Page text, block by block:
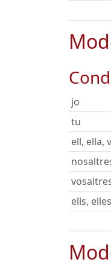
jo
tu
ell, ella,
ells,